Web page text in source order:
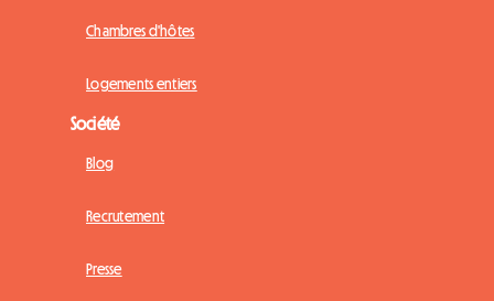
Chambres d'hôtes
Logements entiers
Société
Blog
Recrutement
Presse